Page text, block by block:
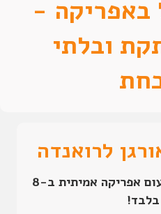
באפריקה -
ובלתי
לרואנדה
קצרים בזמן? בואו לטעום אפריקה אמיתית ב-8
בלבד!